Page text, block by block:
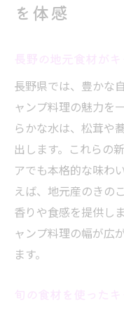
地元産の食
旬の食材
地元の味覚で
地元食材が
理由
新しい味覚
アウトドア
家族や仲間
地域の恵み
を体感
長野県では、豊かな
ャンプ料理の魅力を
らかな水は、松茸や
出します。これらの
アでも本格的な味わ
えば、地元産のきの
香りや食感を提供し
ャンプ料理の幅が広
ます。